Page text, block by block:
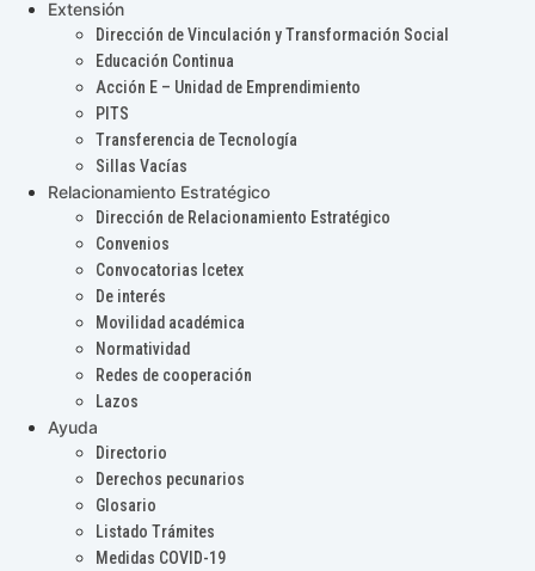
Extensión
Dirección de Vinculación y Transformación Social
Educación Continua
Acción E – Unidad de Emprendimiento
PITS
Transferencia de Tecnología
Sillas Vacías
Relacionamiento Estratégico
Dirección de Relacionamiento Estratégico
Convenios
Convocatorias Icetex
De interés
Movilidad académica
Normatividad
Redes de cooperación
Lazos
Ayuda
Directorio
Derechos pecunarios
Glosario
Listado Trámites
Medidas COVID-19